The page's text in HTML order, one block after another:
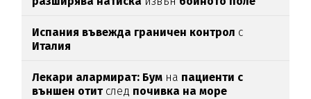
Испания въвежда граничен контрол с
Италия
Лекари алармират: Бум на пациенти с
външен отитслед почивка на море